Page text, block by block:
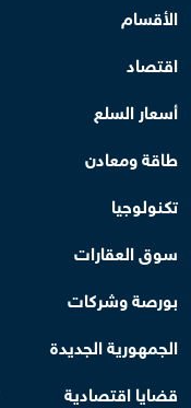
الأقسام
اقتصاد
أسعار السلع
طاقة ومعادن
تكنولوجيا
سوق العقارات
بورصة وشركات
الجمهورية الجديدة
قضايا اقتصادية